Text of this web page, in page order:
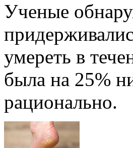
Ученые
умереть в
была на 25%
рационально.